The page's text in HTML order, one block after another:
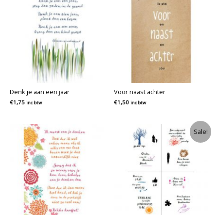
Denk je aan een jaar
€1,75 inc btw
Voor naast achter
€1,50 inc btw
Sale!